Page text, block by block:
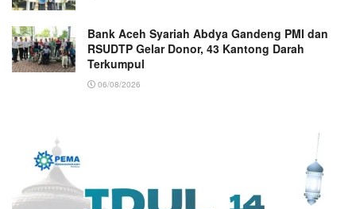
Bank Aceh Syariah Abdya Gandeng PMI dan
RSUDTP Gelar Donor, 43 Kantong Darah
Terkumpul
06/08/2026